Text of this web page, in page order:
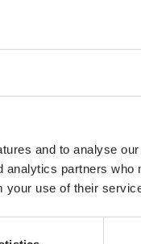
and to analyse
analytics partners who
your use of their
sjukvård. Avtalet